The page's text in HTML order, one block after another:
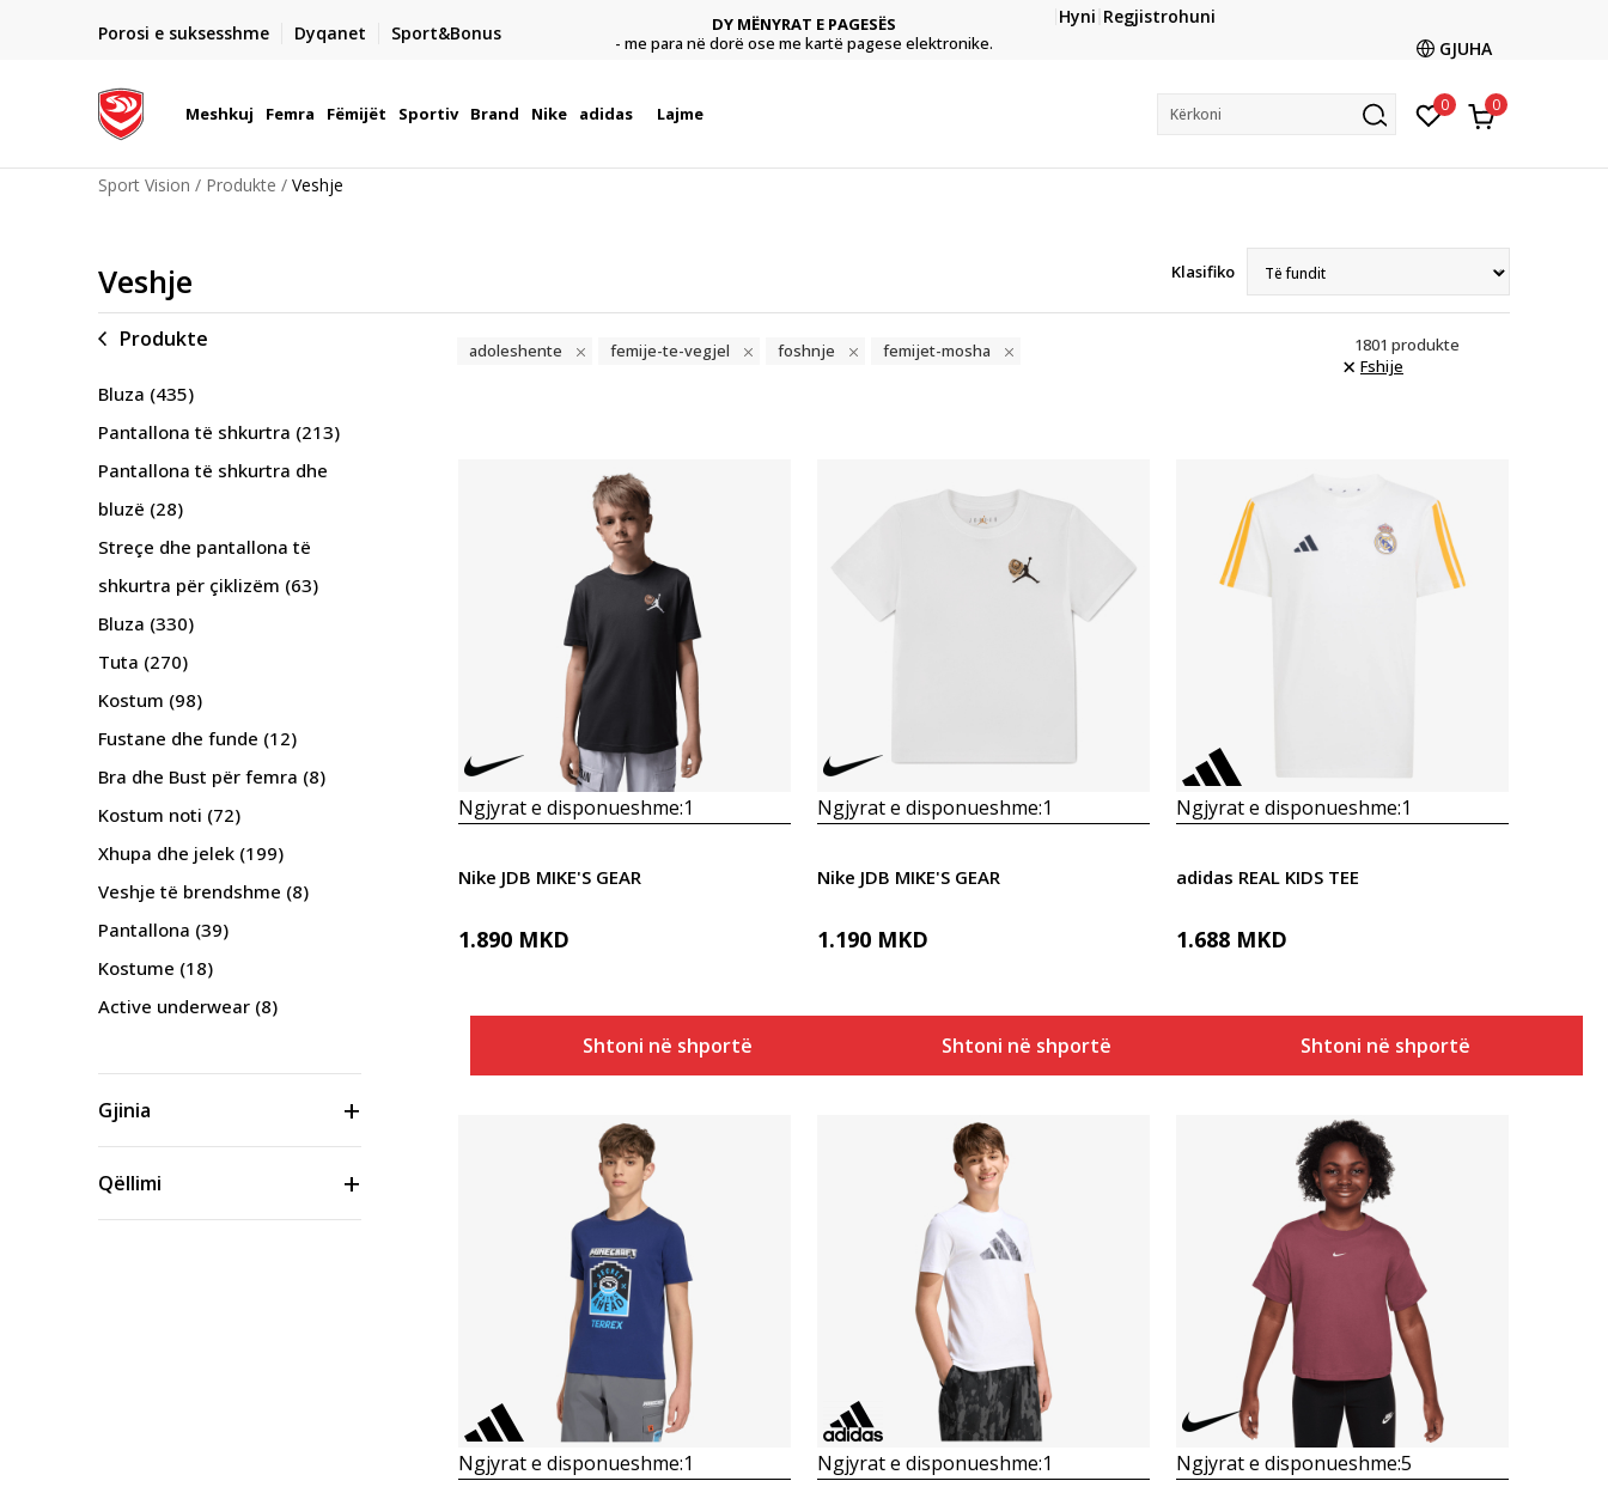
Porosi e suksesshme Dyqanet Sport&Bonus
kartë pagese
DY MËNYRAT E PAGESËS
- me para në dorë ose me kartë pagese elektronike.
CLICK & COLLECT
Paguani me kartë online dhe bëni tërheqjen në dyqanin që ju
dëshironi të zgjidhni
Hyni Regjistrohuni
GJUHA
Meshkuj Femra Fëmijët Sportiv Brand Nike adidas Lajme Kërkoni 0 0
Sport Vision Produkte Veshje
Veshje Klasifiko
Produkte
Bluza (435)
Pantallona të shkurtra (213)
Pantallona të shkurtra dhe
bluzë (28)
Streçe dhe pantallona të
shkurtra për çiklizëm (63)
Bluza (330)
Tuta (270)
Kostum (98)
Fustane dhe funde (12)
Bra dhe Bust për femra (8)
Kostum noti (72)
Xhupa dhe jelek (199)
Veshje të brendshme (8)
Pantallona (39)
Kostume (18)
Active underwear (8)
Gjinia
Qëllimi
adoleshente femije-te-vegjel foshnje femijet-mosha 1801 produkte
Fshije
Krahasoni
Ngjyrat e disponueshme:1
Nike JDB MIKE'S GEAR
1.890 MKD
Shtoni në shportë
Ngjyrat e disponueshme:1
Nike JDB MIKE'S GEAR
1.190 MKD
Shtoni në shportë
Ngjyrat e disponueshme:1
adidas REAL KIDS TEE
1.688 MKD
Shtoni në shportë
Krahasoni
Ngjyrat e disponueshme:1
Krahasoni
Ngjyrat e disponueshme:1
Krahasoni
Ngjyrat e disponueshme:5